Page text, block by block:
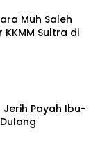
Muh Saleh
Sultra di
Jerih Payah Ibu-